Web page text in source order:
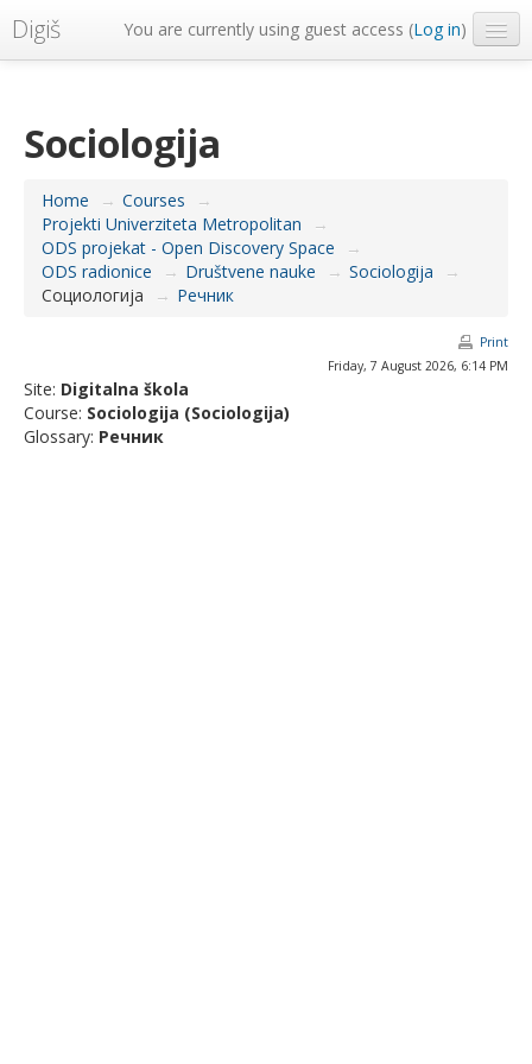
Digiš You are currently using guest access (Log in)
English ‎(en)‎
Sociologija
Home → Courses
→
Projekti Univerziteta Metropolitan
→
ODS projekat - Open Discovery Space
→
ODS radionice
→ Društvene nauke → Sociologija
→
Социологија
→ Речник
Print
Friday, 7 August 2026, 6:14 PM
Site: Digitalna škola
Course: Sociologija (Sociologija)
Glossary: Речник